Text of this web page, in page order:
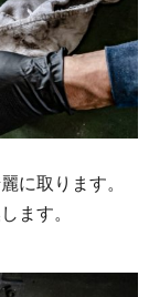
に取ります。
ます。